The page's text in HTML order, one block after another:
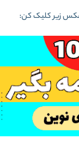
عکس زیر کلیک کن: